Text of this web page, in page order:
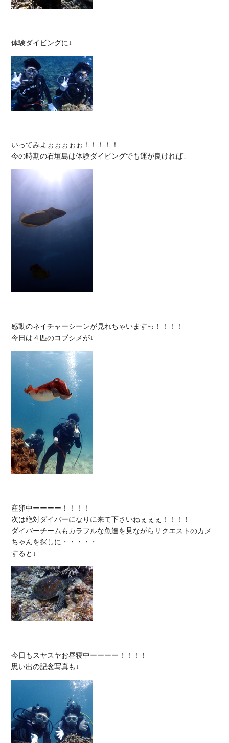
いってみよぉぉぉぉぉ！！！！！
感動のネイチャーシーンが見れちゃいますっ！！！！
産卵中ーーーー！！！！
次は絶対ダイバーになりに来て下さいねぇぇぇ！！！！
ダイバーチームもカラフルな魚達を見ながらリクエストのカメ
ちゃんを探しに・・・・・
今日もスヤスヤお昼寝中ーーーー！！！！